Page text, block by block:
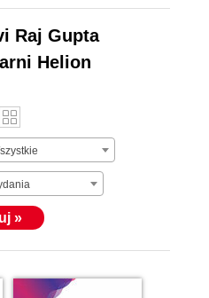
Raj Gupta
Helion
»